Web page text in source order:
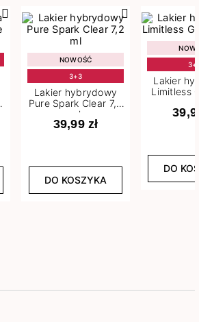
NOWOŚĆ
3+3
Lakier hybrydowy
Pure Spark Clear 7,2
ml
39,99 zł
DO KOSZYKA
Lakier
Limitless
DO